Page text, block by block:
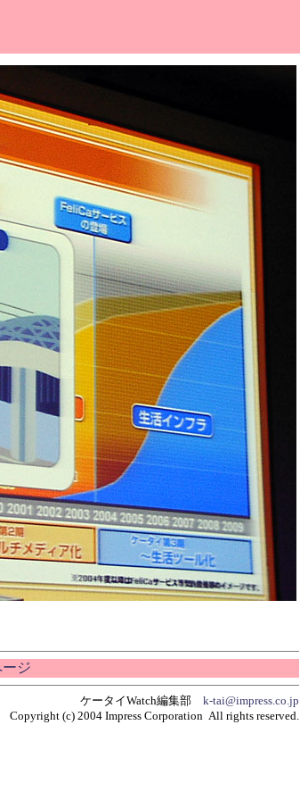
ジ
ケータイWatch編集部 k-tai@impress.co.jp
Copyright (c) 2004 Impress Corporation All rights reserved.